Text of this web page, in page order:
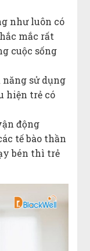
như luôn có
mắc rất
cuộc sống
sử dụng
hiện trẻ có
động
tế bào thần
bén thì trẻ